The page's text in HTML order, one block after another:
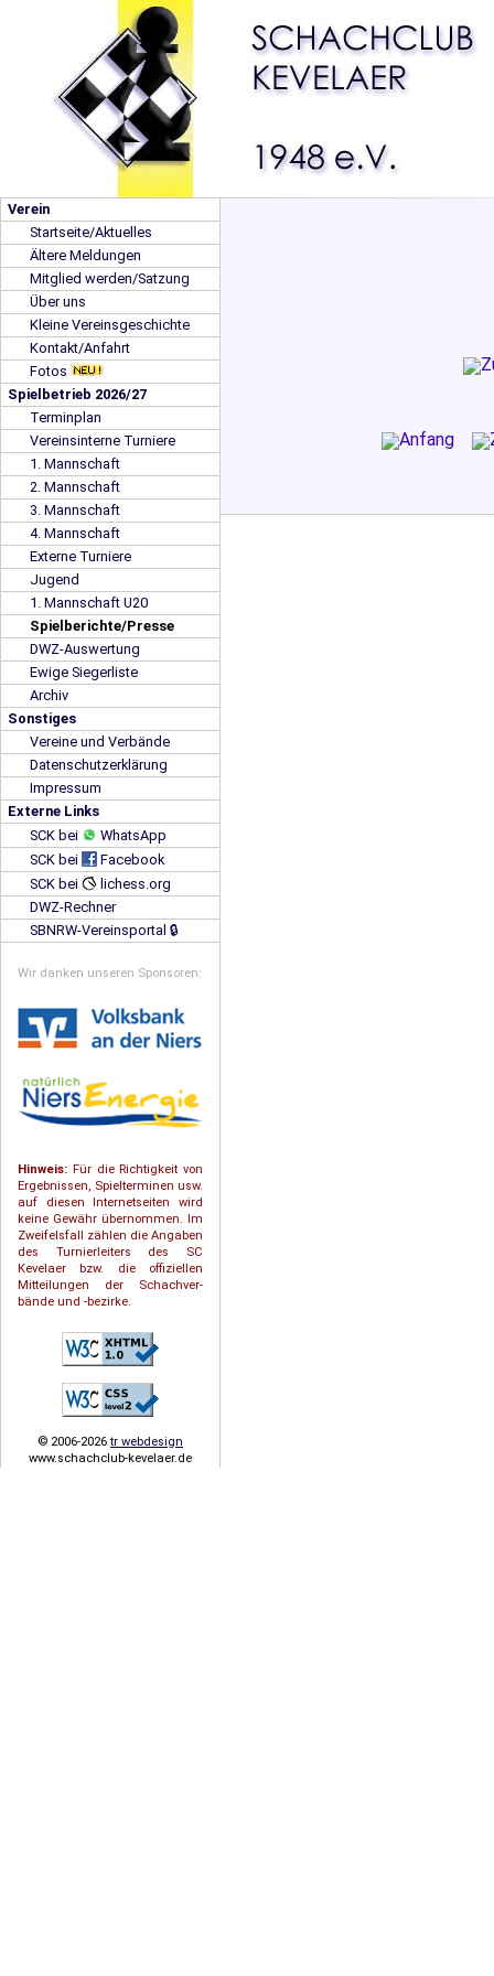
Verein
Startseite/Aktuelles
Ältere Meldungen
Mitglied werden/Satzung
Über uns
Kleine Vereinsgeschichte
Kontakt/Anfahrt
Fotos
Spielbetrieb 2026/27
Terminplan
Vereinsinterne Turniere
1. Mannschaft
2. Mannschaft
3. Mannschaft
4. Mannschaft
Externe Turniere
Jugend
1. Mannschaft U20
Spielberichte/Presse
DWZ-Auswertung
Ewige Siegerliste
Archiv
Sonstiges
Vereine und Verbände
Datenschutzerklärung
Impressum
Externe Links
SCK bei
WhatsApp
SCK bei
Facebook
SCK bei
lichess.org
DWZ-Rechner
SBNRW-Vereinsportal 🔒
Wir danken unseren Sponsoren:
Hinweis: Für die Richtigkeit von
Ergebnissen, Spielterminen usw.
auf diesen Internetseiten wird
keine Gewähr übernommen. Im
Zweifelsfall zählen die Angaben
des Turnierleiters des SC
Kevelaer bzw. die offiziellen
Mitteilungen der Schach­ver­
bände und -bezirke.
© 2006-2026tr webdesign
www.schachclub-kevelaer.de